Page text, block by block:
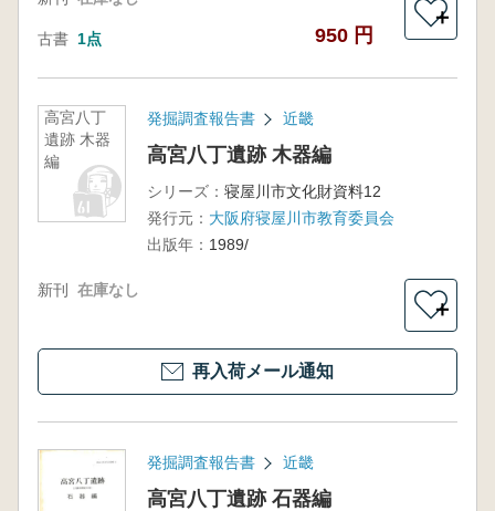
古書 1点 950 円
＋
高宮八丁
遺跡 木器
編
発掘調査報告書 近畿
高宮八丁遺跡 木器編
シリーズ： 寝屋川市文化財資料12
発行元： 大阪府寝屋川市教育委員会
出版年： 1989/
新刊 在庫なし
＋
再入荷メール通知
発掘調査報告書 近畿
高宮八丁遺跡 石器編